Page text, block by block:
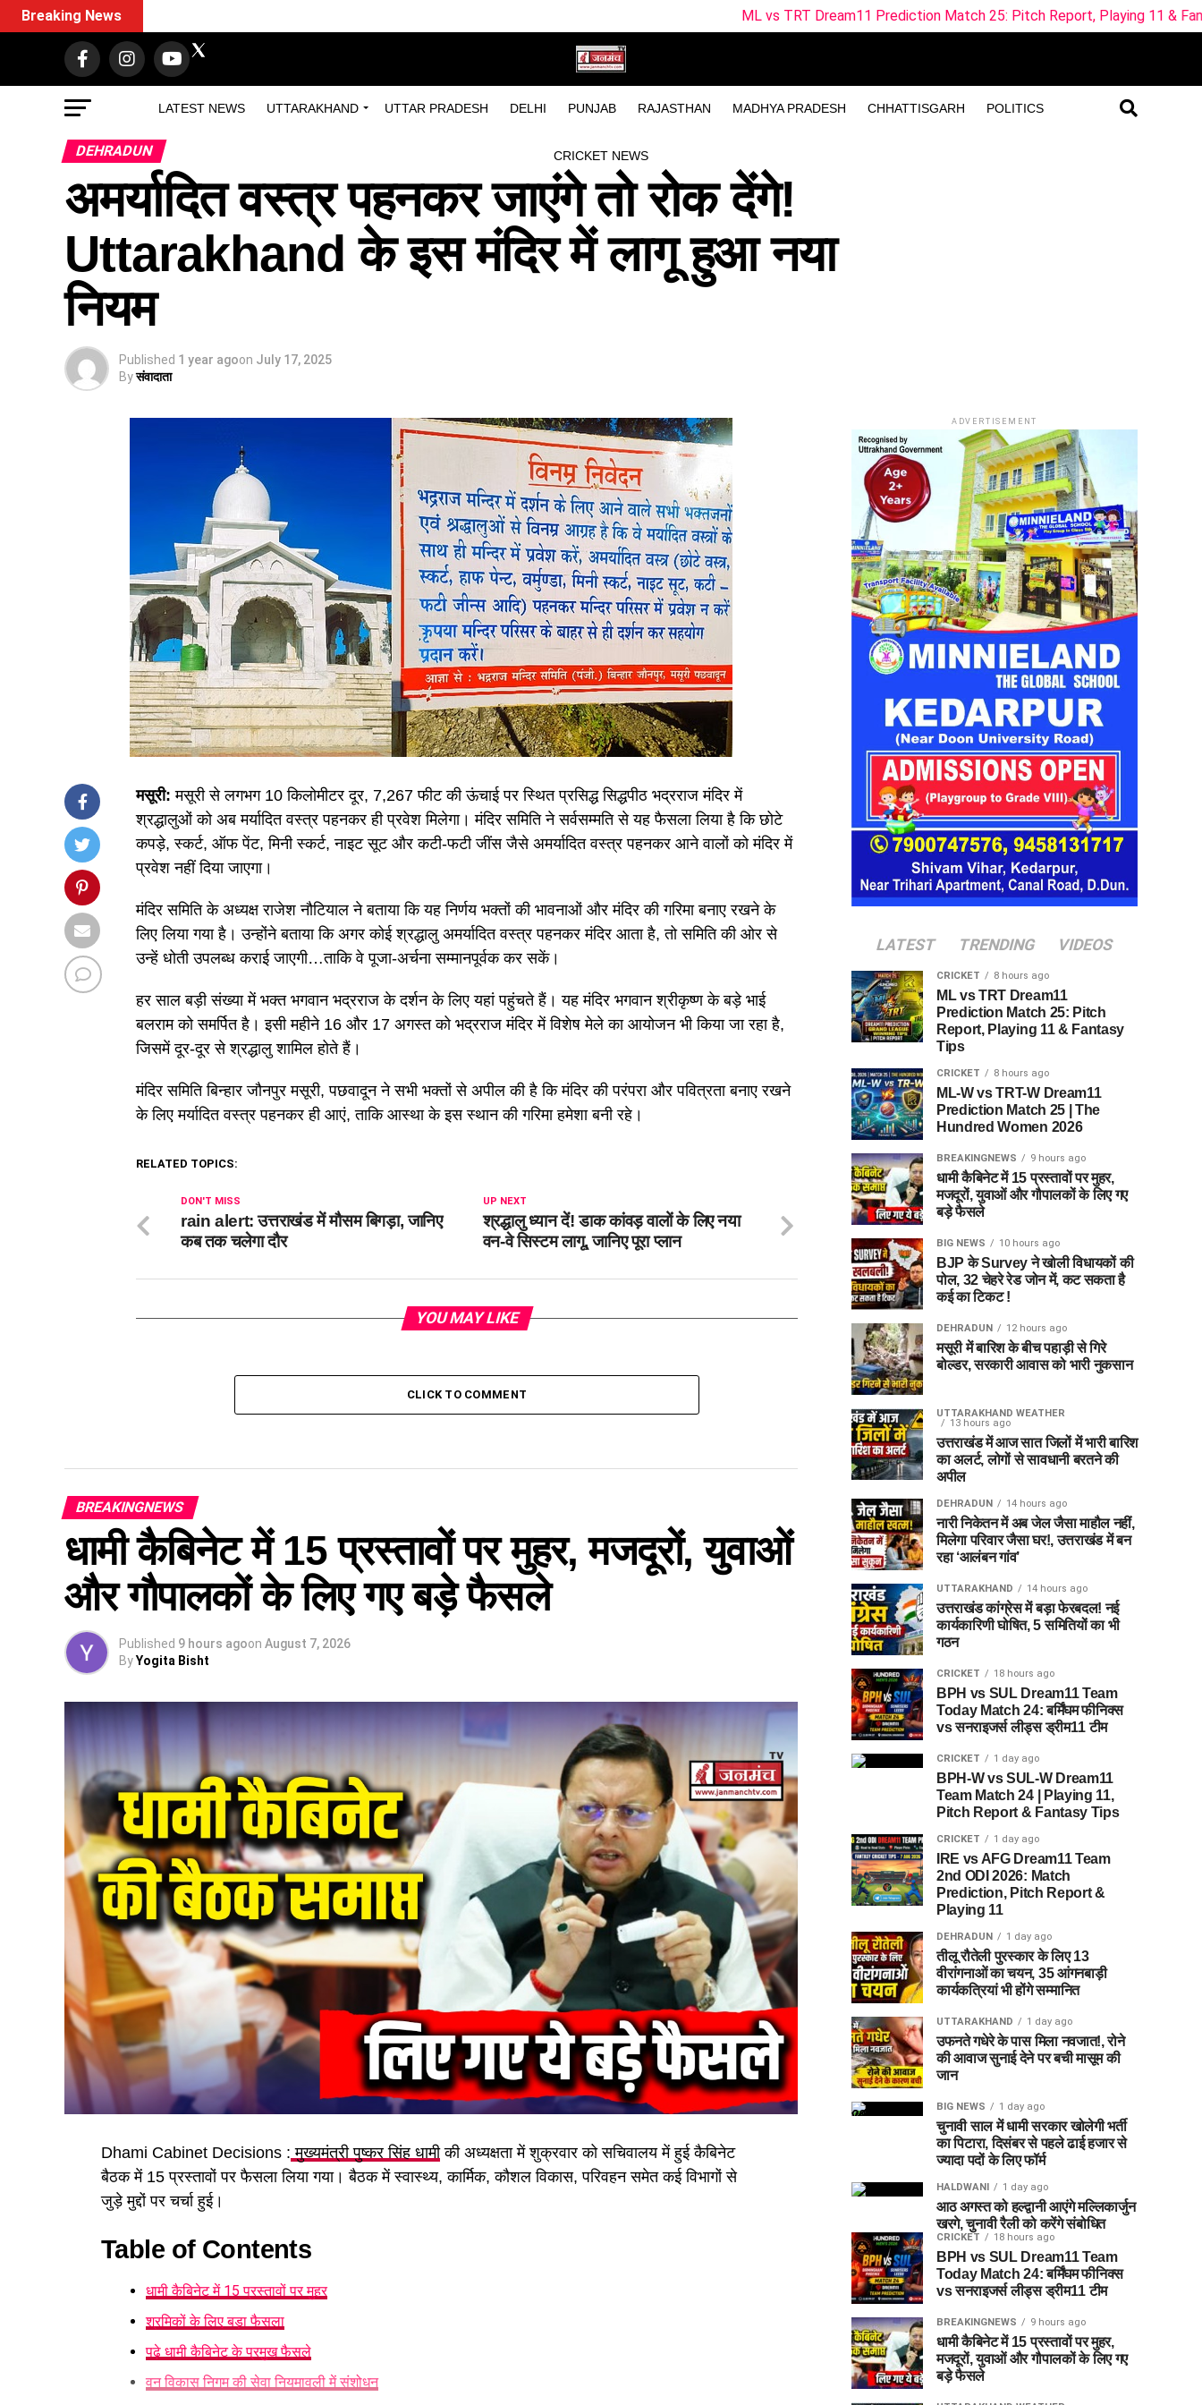
LATEST NEWS UTTARAKHAND UTTAR PRADESH DELHI PUNJAB RAJASTHAN MADHYA PRADESH CHHATTISGARH POLITICS
CRICKET NEWS
Breaking News ML vs TRT Dream11 Prediction Match 25: Pitch Report, Playing 11 & Fantasy Tips
DEHRADUN
अमर्यादित वस्त्र पहनकर जाएंगे तो रोक देंगे!
Uttarakhand के इस मंदिर में लागू हुआ नया
नियम
Published 1 year agoon July 17, 2025
Byसंवादाता
मसूरी: मसूरी से लगभग 10 किलोमीटर दूर, 7,267 फीट की ऊंचाई पर स्थित प्रसिद्ध सिद्धपीठ भद्रराज मंदिर में
श्रद्धालुओं को अब मर्यादित वस्त्र पहनकर ही प्रवेश मिलेगा। मंदिर समिति ने सर्वसम्मति से यह फैसला लिया है कि छोटे
कपड़े, स्कर्ट, ऑफ पेंट, मिनी स्कर्ट, नाइट सूट और कटी-फटी जींस जैसे अमर्यादित वस्त्र पहनकर आने वालों को मंदिर में
प्रवेश नहीं दिया जाएगा।
मंदिर समिति के अध्यक्ष राजेश नौटियाल ने बताया कि यह निर्णय भक्तों की भावनाओं और मंदिर की गरिमा बनाए रखने के
लिए लिया गया है। उन्होंने बताया कि अगर कोई श्रद्धालु अमर्यादित वस्त्र पहनकर मंदिर आता है, तो समिति की ओर से
उन्हें धोती उपलब्ध कराई जाएगी…ताकि वे पूजा-अर्चना सम्मानपूर्वक कर सकें।
हर साल बड़ी संख्या में भक्त भगवान भद्रराज के दर्शन के लिए यहां पहुंचते हैं। यह मंदिर भगवान श्रीकृष्ण के बड़े भाई
बलराम को समर्पित है। इसी महीने 16 और 17 अगस्त को भद्रराज मंदिर में विशेष मेले का आयोजन भी किया जा रहा है,
जिसमें दूर-दूर से श्रद्धालु शामिल होते हैं।
मंदिर समिति बिन्हार जौनपुर मसूरी, पछवादून ने सभी भक्तों से अपील की है कि मंदिर की परंपरा और पवित्रता बनाए रखने
के लिए मर्यादित वस्त्र पहनकर ही आएं, ताकि आस्था के इस स्थान की गरिमा हमेशा बनी रहे।
RELATED TOPICS:
UP NEXT
श्रद्धालु ध्यान दें! डाक कांवड़ वालों के लिए नया
वन-वे सिस्टम लागू, जानिए पूरा प्लान
DON'T MISS
rain alert: उत्तराखंड में मौसम बिगड़ा, जानिए
कब तक चलेगा दौर
YOU MAY LIKE
CLICK TO COMMENT
BREAKINGNEWS
धामी कैबिनेट में 15 प्रस्तावों पर मुहर, मजदूरों, युवाओं
और गौपालकों के लिए गए बड़े फैसले
Published 9 hours agoon August 7, 2026
ByYogita Bisht
Dhami Cabinet Decisions : मुख्यमंत्री पुष्कर सिंह धामीकी अध्यक्षता में शुक्रवार को सचिवालय में हुई कैबिनेट
बैठक में 15 प्रस्तावों पर फैसला लिया गया। बैठक में स्वास्थ्य, कार्मिक, कौशल विकास, परिवहन समेत कई विभागों से
जुड़े मुद्दों पर चर्चा हुई।
Table of Contents
धामी कैबिनेट में 15 प्रस्तावों पर मुहर
श्रमिकों के लिए बड़ा फैसला
पढ़े धामी कैबिनेट के प्रमुख फैसले
वन विकास निगम की सेवा नियमावली में संशोधन
ADVERTISEMENT
LATEST TRENDING VIDEOS
CRICKET 8 hours ago
ML vs TRT Dream11
Prediction Match 25: Pitch
Report, Playing 11 & Fantasy
Tips
CRICKET 8 hours ago
ML-W vs TRT-W Dream11
Prediction Match 25 | The
Hundred Women 2026
BREAKINGNEWS 9 hours ago
धामी कैबिनेट में 15 प्रस्तावों पर मुहर,
मजदूरों, युवाओं और गौपालकों के लिए गए
बड़े फैसले
BIG NEWS 10 hours ago
BJP के Survey ने खोली विधायकों की
पोल, 32 चेहरे रेड जोन में, कट सकता है
कई का टिकट !
DEHRADUN 12 hours ago
मसूरी में बारिश के बीच पहाड़ी से गिरे
बोल्डर, सरकारी आवास को भारी नुकसान
UTTARAKHAND WEATHER
13 hours ago
उत्तराखंड में आज सात जिलों में भारी बारिश
का अलर्ट, लोगों से सावधानी बरतने की
अपील
DEHRADUN 14 hours ago
नारी निकेतन में अब जेल जैसा माहौल नहीं,
मिलेगा परिवार जैसा घर!, उत्तराखंड में बन
रहा ‘आलंबन गांव’
UTTARAKHAND 14 hours ago
उत्तराखंड कांग्रेस में बड़ा फेरबदल! नई
कार्यकारिणी घोषित, 5 समितियों का भी
गठन
CRICKET 18 hours ago
BPH vs SUL Dream11 Team
Today Match 24: बर्मिंघम फीनिक्स
vs सनराइजर्स लीड्स ड्रीम11 टीम
CRICKET 1 day ago
BPH-W vs SUL-W Dream11
Team Match 24 | Playing 11,
Pitch Report & Fantasy Tips
CRICKET 1 day ago
IRE vs AFG Dream11 Team
2nd ODI 2026: Match
Prediction, Pitch Report &
Playing 11
DEHRADUN 1 day ago
तीलू रौतेली पुरस्कार के लिए 13
वीरांगनाओं का चयन, 35 आंगनबाड़ी
कार्यकत्रियां भी होंगे सम्मानित
UTTARAKHAND 1 day ago
उफनते गधेरे के पास मिला नवजात!, रोने
की आवाज सुनाई देने पर बची मासूम की
जान
BIG NEWS 1 day ago
चुनावी साल में धामी सरकार खोलेगी भर्ती
का पिटारा, दिसंबर से पहले ढाई हजार से
ज्यादा पदों के लिए फॉर्म
HALDWANI 1 day ago
आठ अगस्त को हल्द्वानी आएंगे मल्लिकार्जुन
खरगे, चुनावी रैली को करेंगे संबोधित
CRICKET 18 hours ago
BPH vs SUL Dream11 Team
Today Match 24: बर्मिंघम फीनिक्स
vs सनराइजर्स लीड्स ड्रीम11 टीम
BREAKINGNEWS 9 hours ago
धामी कैबिनेट में 15 प्रस्तावों पर मुहर,
मजदूरों, युवाओं और गौपालकों के लिए गए
बड़े फैसले